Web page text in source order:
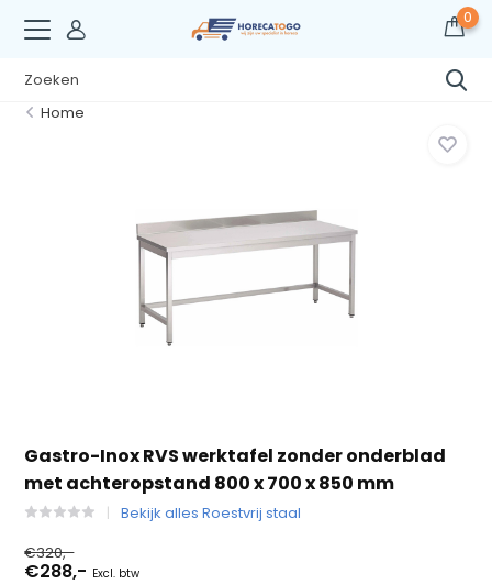
0
Home
Gastro-Inox RVS werktafel zonder onderblad
met achteropstand 800 x 700 x 850 mm
Bekijk alles Roestvrij staal
€320,-
€288,- Excl. btw